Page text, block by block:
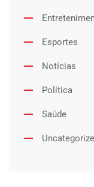
Esportes
Notícias
Política
Saúde